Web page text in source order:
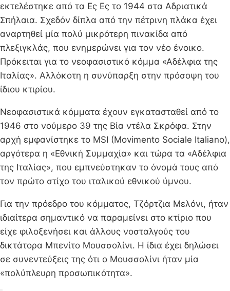
εκτελέστηκε από τα Ες Ες το 1944 στα Αδριατικά
Σπήλαια. Σχεδόν δίπλα από την πέτρινη πλάκα έχει
αναρτηθεί μία πολύ μικρότερη πινακίδα από
πλεξιγκλάς, που ενημερώνει για τον νέο ένοικο.
Πρόκειται για το νεοφασιστικό κόμμα «Αδέλφια της
Ιταλίας». Αλλόκοτη η συνύπαρξη στην πρόσοψη του
ίδιου κτιρίου.
Νεοφασιστικά κόμματα έχουν εγκατασταθεί από το
1946 στο νούμερο 39 της Βία ντέλα Σκρόφα. Στην
αρχή εμφανίστηκε το MSI (Movimento Sociale Italiano),
αργότερα η «Εθνική Συμμαχία» και τώρα τα «Αδέλφια
της Ιταλίας», που εμπνεύστηκαν το όνομά τους από
τον πρώτο στίχο του ιταλικού εθνικού ύμνου.
Για την πρόεδρο του κόμματος, Τζόρτζια Μελόνι, ήταν
ιδιαίτερα σημαντικό να παραμείνει στο κτίριο που
είχε φιλοξενήσει και άλλους νοσταλγούς του
δικτάτορα Μπενίτο Μουσσολίνι. Η ίδια έχει δηλώσει
σε συνεντεύξεις της ότι ο Μουσσολίνι ήταν μία
«πολύπλευρη προσωπικότητα».